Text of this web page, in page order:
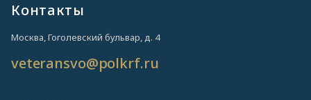
Контакты
Москва, Гоголевский бульвар, д. 4
veteransvo@polkrf.ru